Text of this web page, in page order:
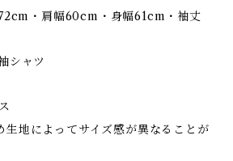
・肩幅60cm・身幅61cm・袖丈
シャツ
地によってサイズ感が異なることが